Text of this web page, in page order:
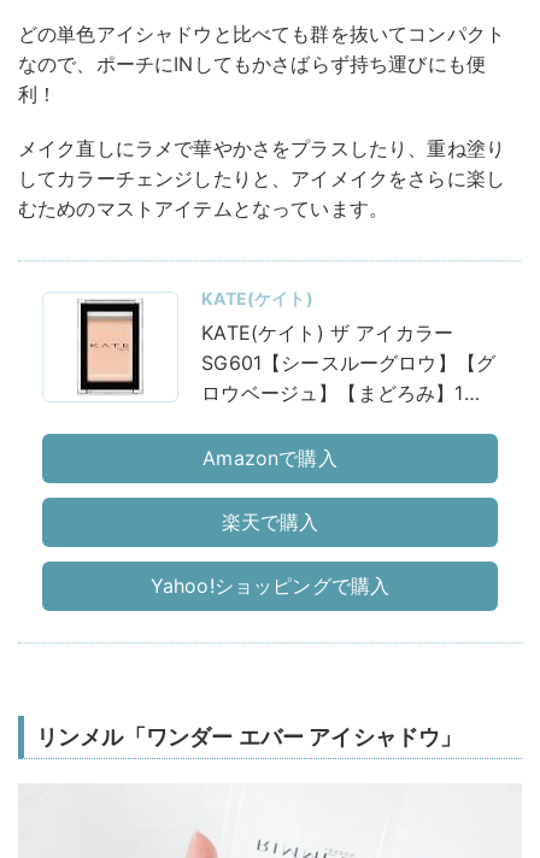
どの単色アイシャドウと比べても群を抜いてコンパクト
なので、ポーチにINしてもかさばらず持ち運びにも便
利！
メイク直しにラメで華やかさをプラスしたり、重ね塗り
してカラーチェンジしたりと、アイメイクをさらに楽し
むためのマストアイテムとなっています。
KATE(ケイト)
KATE(ケイト) ザ アイカラー
SG601【シースルーグロウ】【グ
ロウベージュ】【まどろみ】1個
Amazonで購入
楽天で購入
Yahoo!ショッピングで購入
リンメル「ワンダー エバー アイシャドウ」